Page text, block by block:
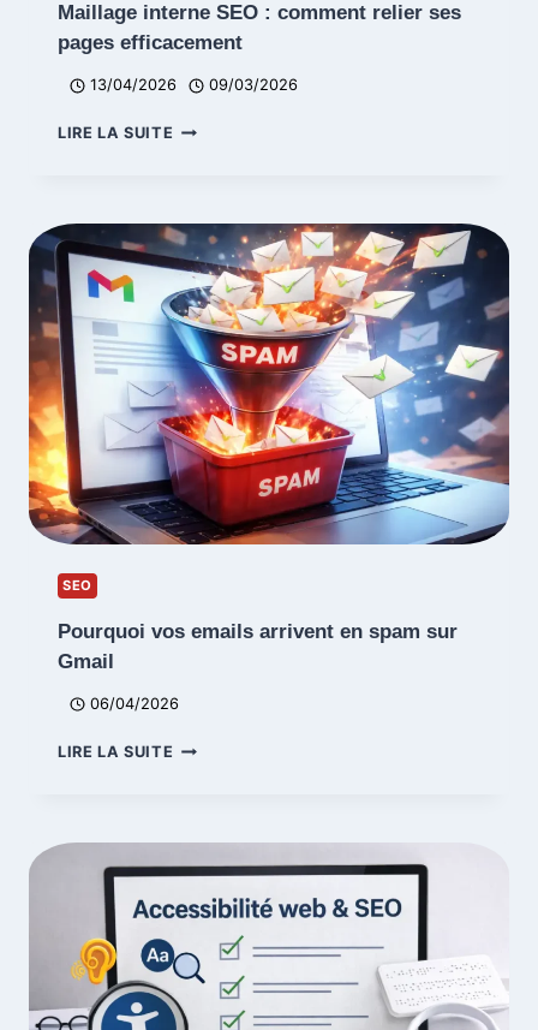
Maillage interne SEO : comment relier ses
pages efficacement
13/04/2026 09/03/2026
LIRE LA SUITE MAILLAGE
COMMENT
RELIER
SES
PAGES
EFFICACEMENT
SEO
Pourquoi vos emails arrivent en spam sur
Gmail
06/04/2026
LIRE LA SUITE POURQUOI
EN
SPAM
GMAIL